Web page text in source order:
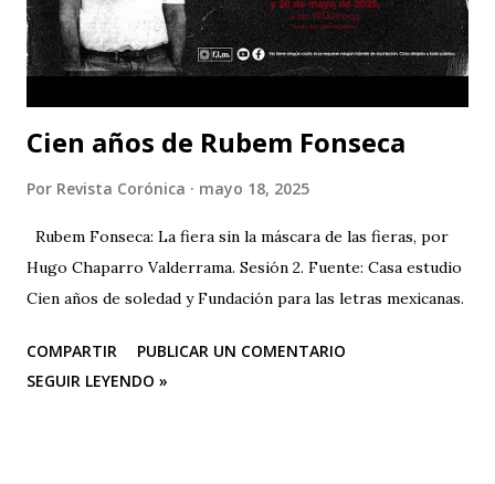
tu perfume caminando.
Cien años de Rubem Fonseca
Por Revista Corónica mayo 18, 2025
Rubem Fonseca: La fiera sin la máscara de las fieras, por
Hugo Chaparro Valderrama. Sesión 2. Fuente: Casa estudio
Cien años de soledad y Fundación para las letras mexicanas.
COMPARTIR
PUBLICAR UN COMENTARIO
SEGUIR LEYENDO »